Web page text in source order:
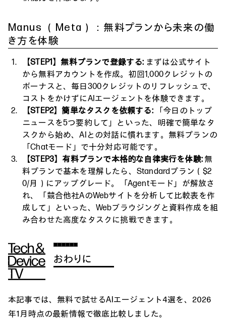
Manus （Meta）：無料プランから未来の働
き方を体験
【STEP1】無料プランで登録する: まずは公式サイト
から無料アカウントを作成。初回1,000クレジットの
ボーナスと、毎日300クレジットのリフレッシュで、
コストをかけずにAIエージェントを体験できます。
【STEP2】簡単なタスクを依頼する:「今日のトップ
ニュースを5つ要約して」といった、明確で簡単なタ
スクから始め、AIとの対話に慣れます。無料プランの
「Chatモード」で十分対応可能です。
【STEP3】有料プランで本格的な自律実行を体験:無
料プランで基本を理解したら、Standardプラン（$2
0/月）にアップグレード。「Agentモード」が解放さ
れ、「競合他社AのWebサイトを分析して比較表を作
成して」といった、Webブラウジングと資料作成を組
み合わせた高度なタスクに挑戦できます。
おわりに
本記事では、無料で試せるAIエージェント4選を、2026
年1月時点の最新情報で徹底比較しました。